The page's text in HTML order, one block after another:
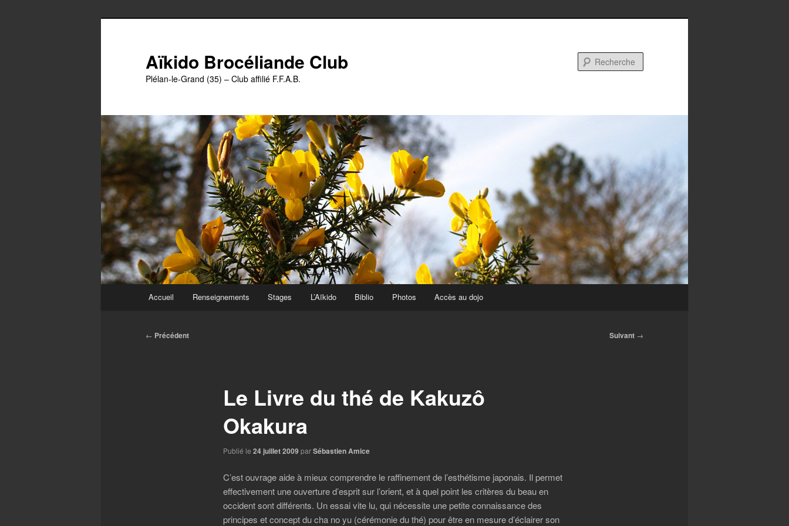
Aïkido Brocéliande Club
Plélan-le-Grand (35) – Club affilié F.F.A.B.
Accueil Renseignements Stages L’Aïkido Biblio Photos Accès au dojo
Navigation
← Précédent Suivant →
Le Livre du thé de Kakuzô
Okakura
Publié le 24 juillet 2009 parSébastien Amice
C’est ouvrage aide à mieux comprendre le raffinement de l’esthétisme japonais. Il permet
effectivement une ouverture d’esprit sur l’orient, et à quel point les critères du beau en
occident sont différents. Un essai vite lu, qui nécessite une petite connaissance des
principes et concept du cha no yu (cérémonie du thé) pour être en mesure d’éclairer son